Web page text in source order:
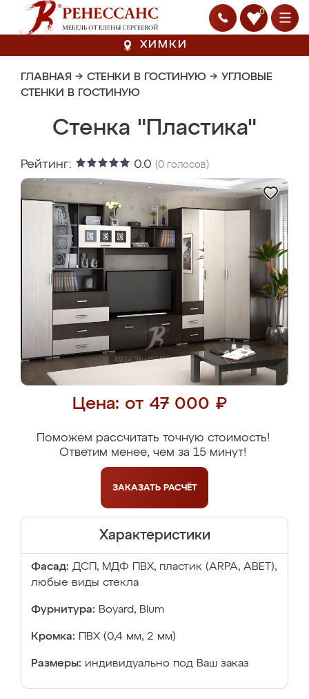
0
ХИМКИ
ГЛАВНАЯ → СТЕНКИ В ГОСТИНУЮ → УГЛОВЫЕ
СТЕНКИ В ГОСТИНУЮ
Стенка "Пластика"
Рейтинг: 0.0 (0 голосов)
Цена: от 47 000 ₽
Поможем рассчитать точную стоимость!
Ответим менее, чем за 15 минут!
ЗАКАЗАТЬ РАСЧЁТ
Характеристики
Фасад: ДСП, МДФ ПВХ, пластик (ARPA, ABET),
любые виды стекла
Фурнитура: Boyard, Blum
Кромка: ПВХ (0,4 мм, 2 мм)
Размеры: индивидуально под Ваш заказ